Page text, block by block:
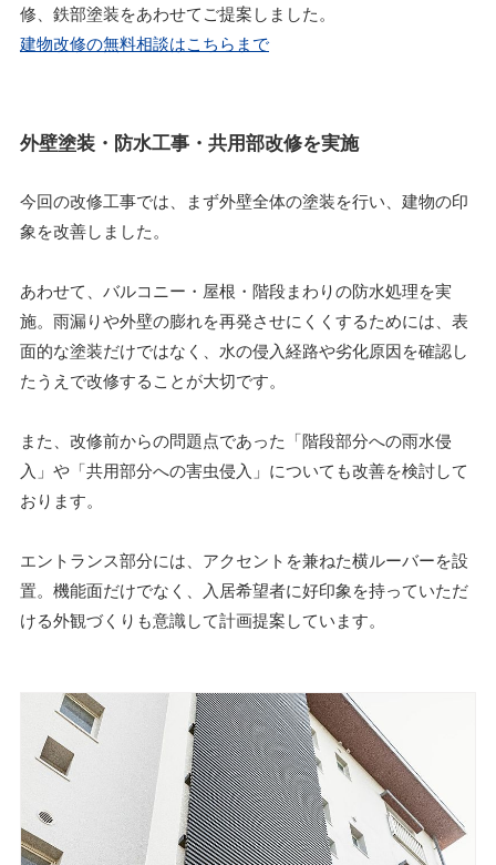
修、鉄部塗装をあわせてご提案しました。
建物改修の無料相談はこちらまで
外壁塗装・防水工事・共用部改修を実施
今回の改修工事では、まず外壁全体の塗装を行い、建物の印
象を改善しました。
あわせて、バルコニー・屋根・階段まわりの防水処理を実
施。雨漏りや外壁の膨れを再発させにくくするためには、表
面的な塗装だけではなく、水の侵入経路や劣化原因を確認し
たうえで改修することが大切です。
また、改修前からの問題点であった「階段部分への雨水侵
入」や「共用部分への害虫侵入」についても改善を検討して
おります。
エントランス部分には、アクセントを兼ねた横ルーバーを設
置。機能面だけでなく、入居希望者に好印象を持っていただ
ける外観づくりも意識して計画提案しています。